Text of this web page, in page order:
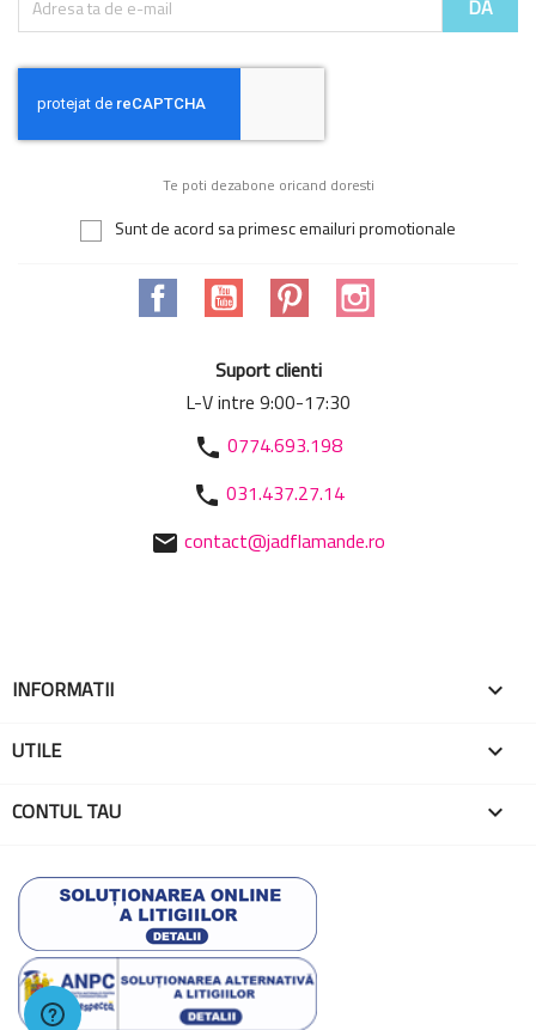
Te poti dezabone oricand doresti
Sunt de acord sa primesc emailuri promotionale
Facebook YouTube Pinterest
Suport clienti
L-V intre 9:00-17:30
phone 0774.693.198
phone 031.437.27.14
mail contact@jadflamande.ro
INFORMATII 
UTILE 
CONTUL TAU 